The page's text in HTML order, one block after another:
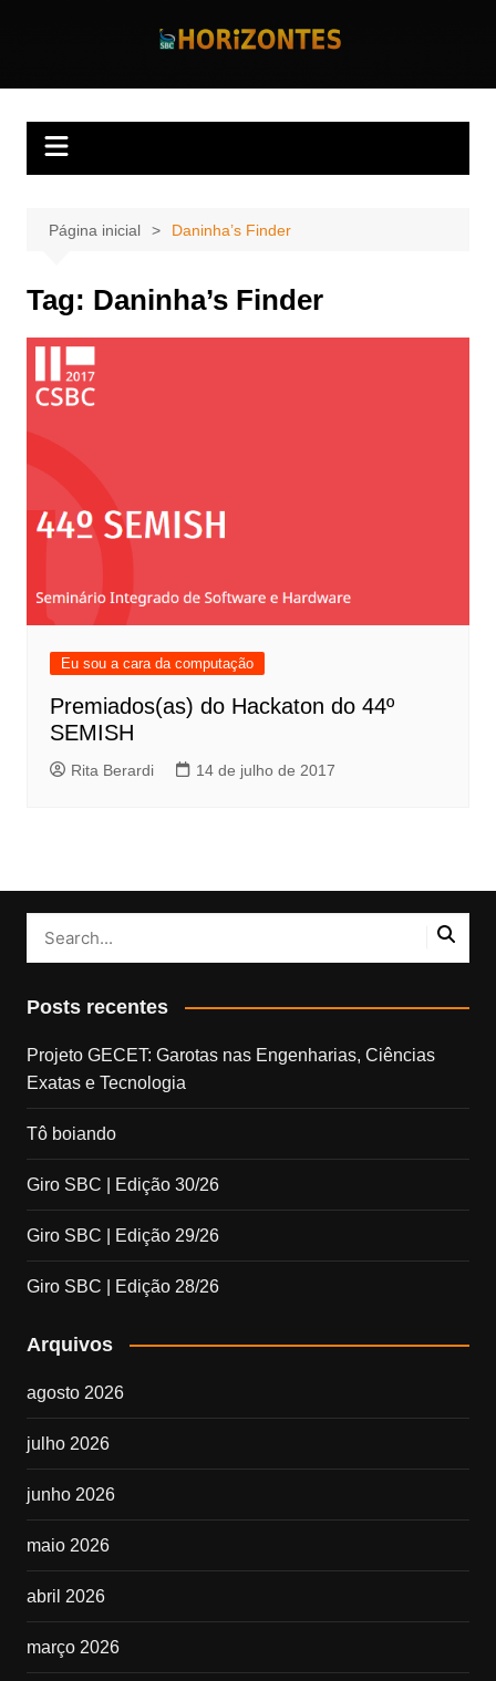
Horizontes
Página inicial Daninha’s Finder
Tag: Daninha’s Finder
Eu sou a cara da computação
Premiados(as) do Hackaton do 44º
SEMISH
Rita Berardi 14 de julho de 2017
Posts recentes
Projeto GECET: Garotas nas Engenharias, Ciências
Exatas e Tecnologia
Tô boiando
Giro SBC | Edição 30/26
Giro SBC | Edição 29/26
Giro SBC | Edição 28/26
Arquivos
agosto 2026
julho 2026
junho 2026
maio 2026
abril 2026
março 2026